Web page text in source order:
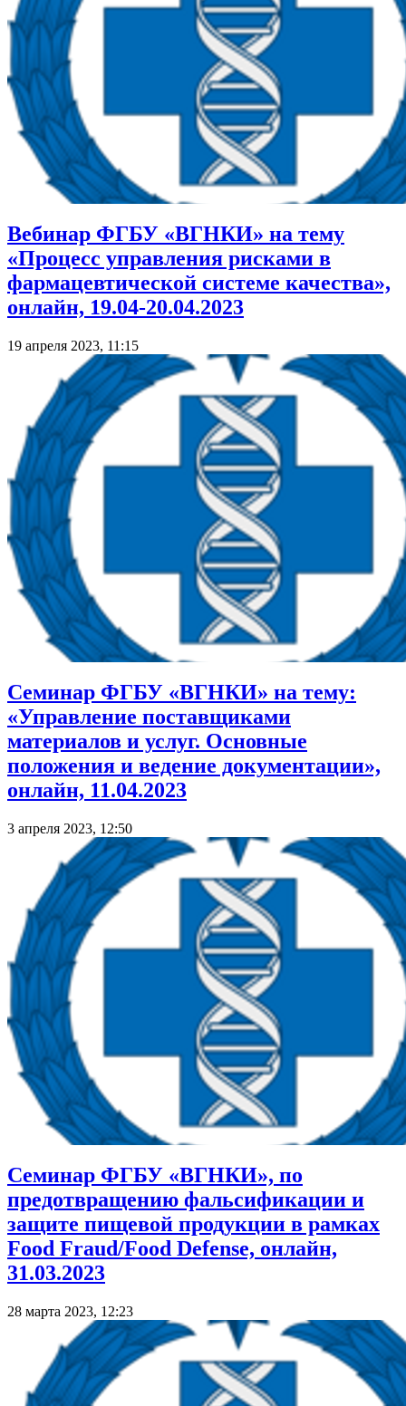
Вебинар ФГБУ «ВГНКИ» на тему
«Процесс управления рисками в
фармацевтической системе качества»,
онлайн, 19.04-20.04.2023
19 апреля 2023, 11:15
Семинар ФГБУ «ВГНКИ» на тему:
«Управление поставщиками
материалов и услуг. Основные
положения и ведение документации»,
онлайн, 11.04.2023
3 апреля 2023, 12:50
Семинар ФГБУ «ВГНКИ», по
предотвращению фальсификации и
защите пищевой продукции в рамках
Food Fraud/Food Defense, онлайн,
31.03.2023
28 марта 2023, 12:23